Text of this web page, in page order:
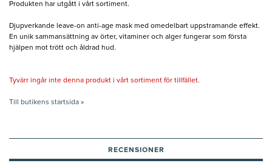
Produkten har utgått i vårt sortiment.
Djupverkande leave-on anti-age mask med omedelbart uppstramande effekt.
En unik sammansättning av örter, vitaminer och alger fungerar som första
hjälpen mot trött och åldrad hud.
Tyvärr ingår inte denna produkt i vårt sortiment för tillfället.
Till butikens startsida »
RECENSIONER